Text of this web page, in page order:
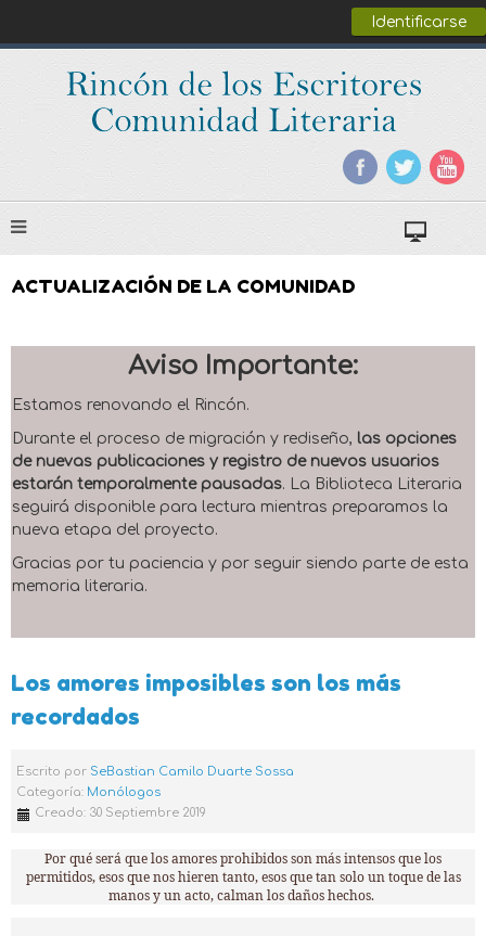
Identificarse
ACTUALIZACIÓN DE LA COMUNIDAD
Aviso Importante:
Estamos renovando el Rincón.
Durante el proceso de migración y rediseño, las opciones
de nuevas publicaciones y registro de nuevos usuarios
estarán temporalmente pausadas. La Biblioteca Literaria
seguirá disponible para lectura mientras preparamos la
nueva etapa del proyecto.
Gracias por tu paciencia y por seguir siendo parte de esta
memoria literaria.
Los amores imposibles son los más
recordados
Escrito por SeBastian Camilo Duarte Sossa
Categoría: Monólogos
Creado: 30 Septiembre 2019
Por qué será que los amores prohibidos son más intensos que los
permitidos, esos que nos hieren tanto, esos que tan solo un toque de las
manos y un acto, calman los daños hechos.